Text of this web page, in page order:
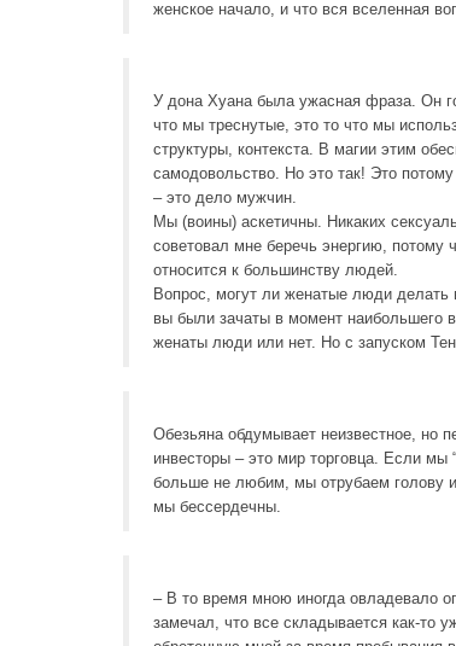
женское начало, и что вся вселенная
У дона Хуана была ужасная фраза. Он
что мы треснутые, это то что мы
структуры, контекста. В магии этим
самодовольство. Но это так! Это
– это дело мужчин.
Мы (воины) аскетичны. Никаких
советовал мне беречь энергию, потому
относится к большинству людей.
Вопрос, могут ли женатые люди делать
вы были зачаты в момент наибольшего
женаты люди или нет. Но с запуском
Обезьяна обдумывает неизвестное, но
инвесторы – это мир торговца. Если
больше не любим, мы отрубаем голову
мы бессердечны.
– В то время мною иногда овладевало
замечал, что все складывается как-то